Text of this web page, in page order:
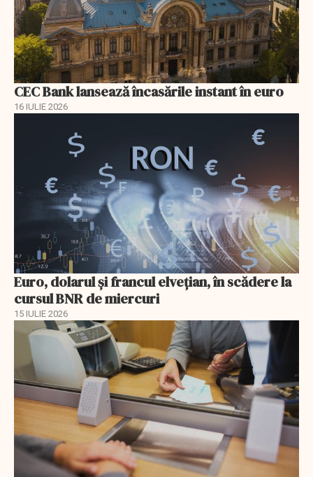
CEC Bank lansează încasările instant în euro
16 IULIE 2026
Euro, dolarul și francul elvețian, în scădere la
cursul BNR de miercuri
15 IULIE 2026